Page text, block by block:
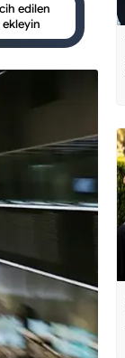
edilen